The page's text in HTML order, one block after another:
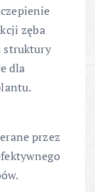
zęba
struktury
dla
przez